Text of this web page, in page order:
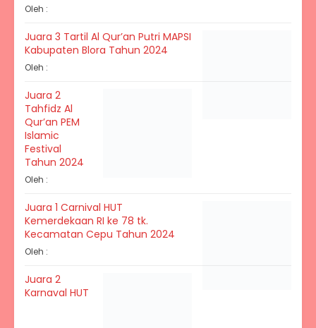
Oleh :
Juara 3 Tartil Al Qur’an Putri MAPSI
Kabupaten Blora Tahun 2024
Oleh :
Juara 2
Tahfidz Al
Qur’an PEM
Islamic
Festival
Tahun 2024
Oleh :
Juara 1 Carnival HUT
Kemerdekaan RI ke 78 tk.
Kecamatan Cepu Tahun 2024
Oleh :
Juara 2
Karnaval HUT